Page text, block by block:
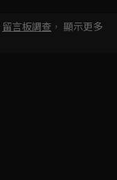
留言板調查 ， 顯示更多